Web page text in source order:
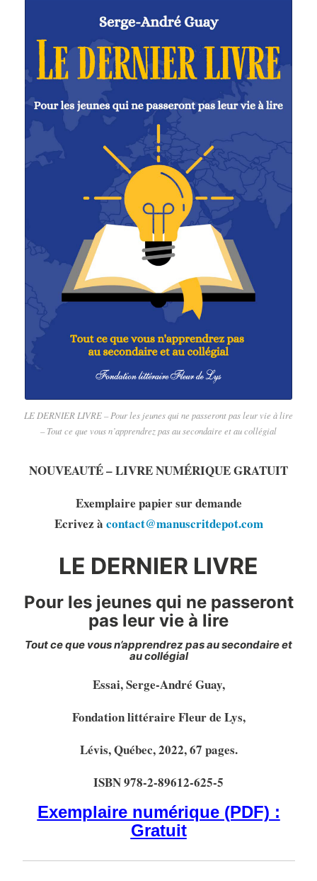
LE DERNIER LIVRE – Pour les jeunes qui ne passeront pas leur vie à lire
– Tout ce que vous n’apprendrez pas au secondaire et au collégial
NOUVEAUTÉ – LIVRE NUMÉRIQUE GRATUIT
Exemplaire papier sur demande
Ecrivez à contact@manuscritdepot.com
LE DERNIER LIVRE
Pour les jeunes qui ne passeront
pas leur vie à lire
Tout ce que vous n’apprendrez pas au secondaire et
au collégial
Essai, Serge-André Guay,
Fondation littéraire Fleur de Lys,
Lévis, Québec, 2022, 67 pages.
ISBN 978-2-89612-625-5
Exemplaire numérique (PDF) :
Gratuit